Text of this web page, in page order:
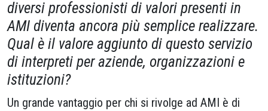
diversi professionisti di valori presenti in
AMI diventa ancora più semplice realizzare.
Qual è il valore aggiunto di questo servizio
di interpreti per aziende, organizzazioni e
istituzioni?
Un grande vantaggio per chi si rivolge ad AMI è di